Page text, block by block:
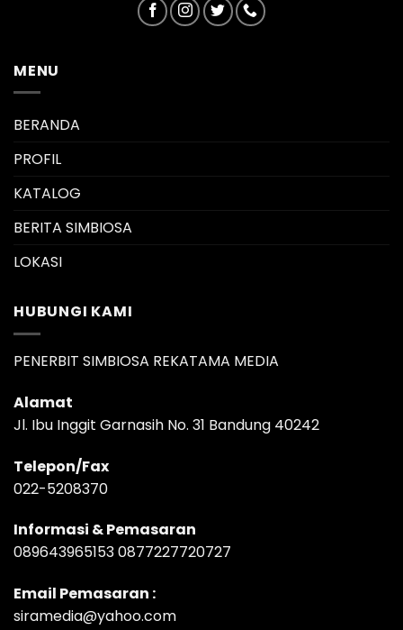
MENU
BERANDA
PROFIL
KATALOG
BERITA SIMBIOSA
LOKASI
HUBUNGI KAMI
PENERBIT SIMBIOSA REKATAMA MEDIA
Alamat
Jl. Ibu Inggit Garnasih No. 31 Bandung 40242
Telepon/Fax
022-5208370
Informasi & Pemasaran
089643965153 0877227720727
Email Pemasaran :
siramedia@yahoo.com